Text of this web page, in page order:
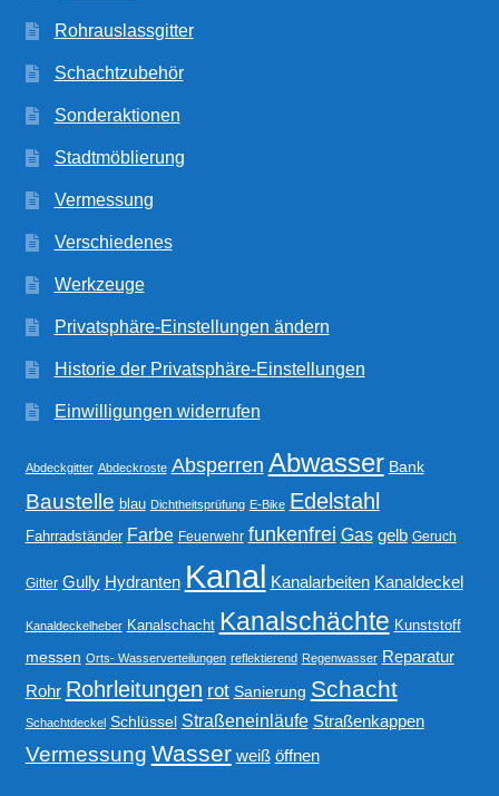
Rohrauslassgitter
Schachtzubehör
Sonderaktionen
Stadtmöblierung
Vermessung
Verschiedenes
Werkzeuge
Privatsphäre-Einstellungen ändern
Historie der Privatsphäre-Einstellungen
Einwilligungen widerrufen
Abdeckgitter Abdeckroste Absperren Abwasser Bank
Baustelle blau Dichtheitsprüfung E-Bike Edelstahl
Fahrradständer Farbe Feuerwehr funkenfrei Gas gelb Geruch
Gitter Gully Hydranten Kanal Kanalarbeiten Kanaldeckel
Kanaldeckelheber Kanalschacht Kanalschächte Kunststoff
messen Orts- Wasserverteilungen reflektierend Regenwasser Reparatur
Rohr Rohrleitungen rot Sanierung Schacht
Schachtdeckel Schlüssel Straßeneinläufe Straßenkappen
Vermessung Wasser weiß öffnen